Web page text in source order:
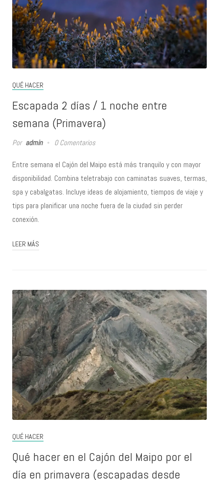
QUÉ HACER
Escapada 2 días / 1 noche entre
semana (Primavera)
Por admin 0 Comentarios
Entre semana el Cajón del Maipo está más tranquilo y con mayor
disponibilidad. Combina teletrabajo con caminatas suaves, termas,
spa y cabalgatas. Incluye ideas de alojamiento, tiempos de viaje y
tips para planificar una noche fuera de la ciudad sin perder
conexión.
LEER MÁS
QUÉ HACER
Qué hacer en el Cajón del Maipo por el
día en primavera (escapadas desde